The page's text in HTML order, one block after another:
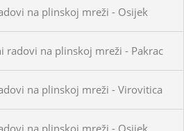
na plinskoj mreži - Osijek
radovi na plinskoj mreži - Pakrac
na plinskoj mreži - Virovitica
na plinskoj mreži - Osijek